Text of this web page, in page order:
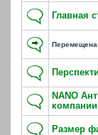
Главная
NANO
Размер